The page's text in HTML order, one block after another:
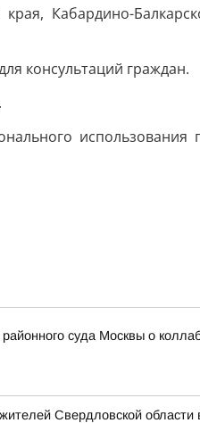
Кабардино-
консультаций граждан.
суда Москвы о
Свердловской